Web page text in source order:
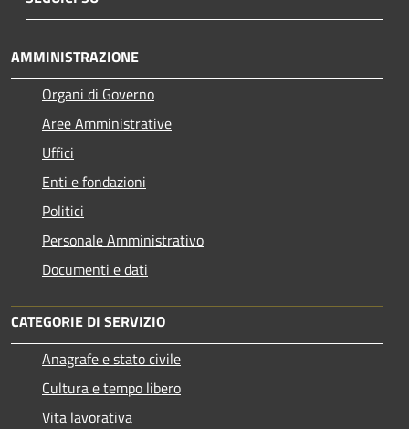
AMMINISTRAZIONE
Organi di Governo
Aree Amministrative
Uffici
Enti e fondazioni
Politici
Personale Amministrativo
Documenti e dati
CATEGORIE DI SERVIZIO
Anagrafe e stato civile
Cultura e tempo libero
Vita lavorativa